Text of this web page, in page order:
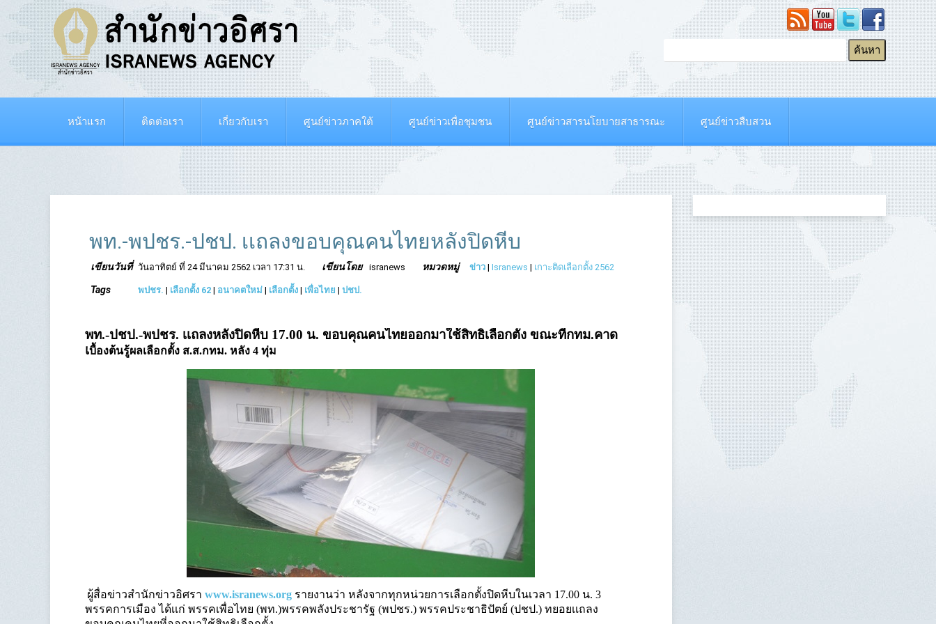
หน้าแรก ติดต่อเรา เกี่ยวกับเรา ศูนย์ข่าวภาคใต้ ศูนย์ข่าวเพื่อชุมชน ศูนย์ข่าวสารนโยบายสาธารณะ ศูนย์ข่าวสืบสวน
พท.-พปชร.-ปชป. เเถลงขอบคุณคนไทยหลังปิดหีบ
เขียนวันที่ วันอาทิตย์ ที่ 24 มีนาคม 2562 เวลา 17:31 น. เขียนโดย isranews หมวดหมู่ ข่าว| Isranews | เกาะติดเลือกตั้ง 2562
Tags พปชร. | เลือกตั้ง 62 | อนาคตใหม่ | เลือกตั้ง | เพื่อไทย | ปชป.
พท.-ปชป.-พปชร. เเถลงหลังปิดหีบ 17.00 น. ขอบคุณคนไทยออกมาใช้สิทธิเลือกตั้ง ขณะที่กทม.คาด
เบื้องต้นรู้ผลเลือกตั้ง ส.ส.กทม. หลัง 4 ทุ่ม
ผู้สื่อข่าวสำนักข่าวอิศรา www.isranews.org รายงานว่า หลังจากทุกหน่วยการเลือกตั้งปิดหีบในเวลา 17.00 น. 3
พรรคการเมือง ได้เเก่ พรรคเพื่อไทย (พท.)พรรคพลังประชารัฐ (พปชร.) พรรคประชาธิปัตย์ (ปชป.) ทยอยเเถลง